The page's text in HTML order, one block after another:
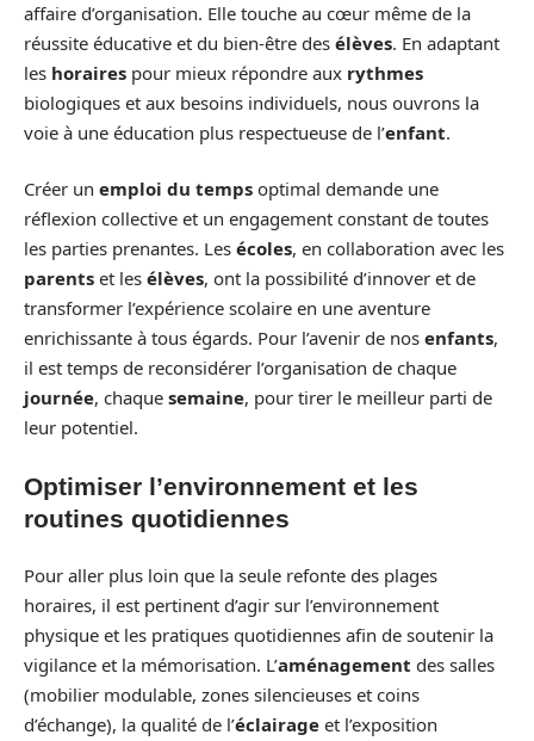
affaire d’organisation. Elle touche au cœur même de la
réussite éducative et du bien-être des élèves. En adaptant
les horaires pour mieux répondre aux rythmes
biologiques et aux besoins individuels, nous ouvrons la
voie à une éducation plus respectueuse de l’enfant.
Créer un emploi du temps optimal demande une
réflexion collective et un engagement constant de toutes
les parties prenantes. Les écoles, en collaboration avec les
parents et les élèves, ont la possibilité d’innover et de
transformer l’expérience scolaire en une aventure
enrichissante à tous égards. Pour l’avenir de nos enfants,
il est temps de reconsidérer l’organisation de chaque
journée, chaque semaine, pour tirer le meilleur parti de
leur potentiel.
Optimiser l’environnement et les
routines quotidiennes
Pour aller plus loin que la seule refonte des plages
horaires, il est pertinent d’agir sur l’environnement
physique et les pratiques quotidiennes afin de soutenir la
vigilance et la mémorisation. L’aménagement des salles
(mobilier modulable, zones silencieuses et coins
d’échange), la qualité de l’éclairage et l’exposition